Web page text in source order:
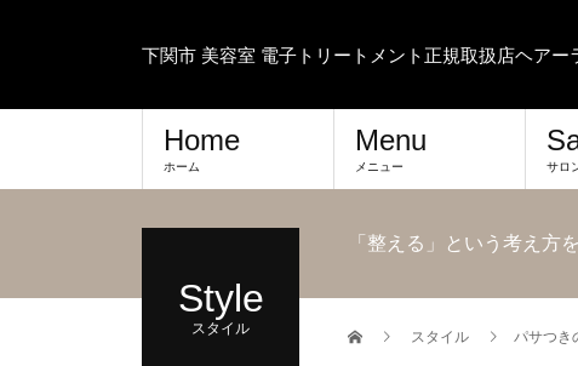
下関市 美容室 電子トリートメント正規取扱店ヘアー
Home
ホーム
Menu
メニュー サロ
Style
スタイル
「整える」という考え方
スタイル パサつき